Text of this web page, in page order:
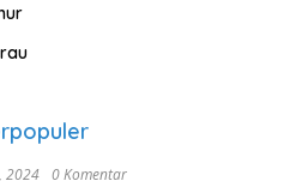
2024 0 Komentar